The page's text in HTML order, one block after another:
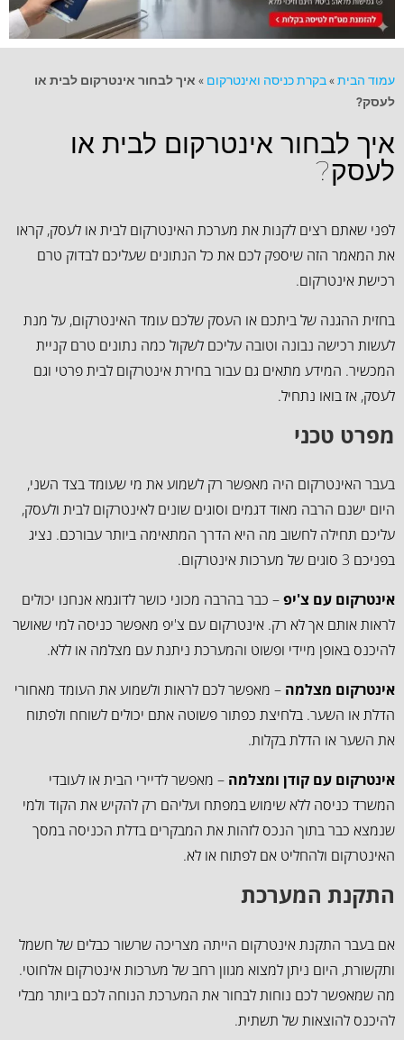
עמוד הבית»בקרת כניסה ואינטרקום » איך לבחור אינטרקום לבית או
לעסק?
איך לבחור אינטרקום לבית או
לעסק?
לפני שאתם רצים לקנות את מערכת האינטרקום לבית או לעסק, קראו
את המאמר הזה שיספק לכם את כל הנתונים שעליכם לבדוק טרם
רכישת אינטרקום.
בחזית ההגנה של ביתכם או העסק שלכם עומד האינטרקום, על מנת
לעשות רכישה נבונה וטובה עליכם לשקול כמה נתונים טרם קניית
המכשיר. המידע מתאים גם עבור בחירת אינטרקום לבית פרטי וגם
לעסק, אז בואו נתחיל.
מפרט טכני
בעבר האינטרקום היה מאפשר רק לשמוע את מי שעומד בצד השני,
היום ישנם הרבה מאוד דגמים וסוגים שונים לאינטרקום לבית ולעסק,
עליכם תחילה לחשוב מה היא הדרך המתאימה ביותר עבורכם. נציג
בפניכם 3 סוגים של מערכות אינטרקום.
אינטרקום עם צ'יפ– כבר בהרבה מכוני כושר לדוגמא אנחנו יכולים
לראות אותם אך לא רק. אינטרקום עם צ'יפ מאפשר כניסה למי שאושר
להיכנס באופן מיידי ופשוט והמערכת ניתנת עם מצלמה או ללא.
אינטרקום מצלמה – מאפשר לכם לראות ולשמוע את העומד מאחורי
הדלת או השער. בלחיצת כפתור פשוטה אתם יכולים לשוחח ולפתוח
את השער או הדלת בקלות.
אינטרקום עם קודן ומצלמה – מאפשר לדיירי הבית או לעובדי
המשרד כניסה ללא שימוש במפתח ועליהם רק להקיש את הקוד ולמי
שנמצא כבר בתוך הנכס לזהות את המבקרים בדלת הכניסה במסך
האינטרקום ולהחליט אם לפתוח או לא.
התקנת המערכת
אם בעבר התקנת אינטרקום הייתה מצריכה שרשור כבלים של חשמל
ותקשורת, היום ניתן למצוא מגוון רחב של מערכות אינטרקום אלחוטי.
מה שמאפשר לכם נוחות לבחור את המערכת הנוחה לכם ביותר מבלי
להיכנס להוצאות של תשתית.